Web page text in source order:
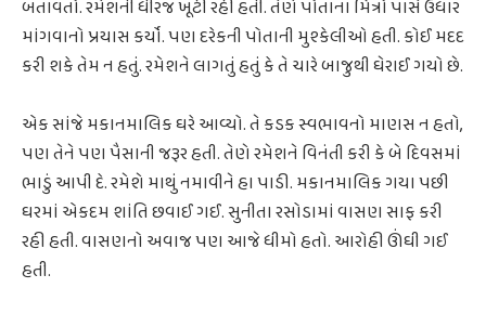
બતાવતો. રમેશની ધીરજ ખૂટી રહી હતી. તેણે પોતાના મિત્રો પાસે ઉધાર
માંગવાનો પ્રયાસ કર્યો. પણ દરેકની પોતાની મુશ્કેલીઓ હતી. કોઈ મદદ
કરી શકે તેમ ન હતું. રમેશને લાગતું હતું કે તે ચારે બાજુથી ઘેરાઈ ગયો છે.
એક સાંજે મકાનમાલિક ઘરે આવ્યો. તે કડક સ્વભાવનો માણસ ન હતો,
પણ તેને પણ પૈસાની જરૂર હતી. તેણે રમેશને વિનંતી કરી કે બે દિવસમાં
ભાડું આપી દે. રમેશે માથું નમાવીને હા પાડી. મકાનમાલિક ગયા પછી
ઘરમાં એકદમ શાંતિ છવાઈ ગઈ. સુનીતા રસોડામાં વાસણ સાફ કરી
રહી હતી. વાસણનો અવાજ પણ આજે ધીમો હતો. આરોહી ઊંઘી ગઈ
હતી.